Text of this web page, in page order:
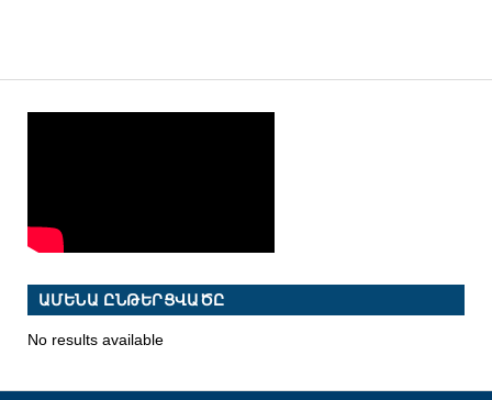
ԱՄԵՆԱ ԸՆԹԵՐՑՎԱԾԸ
No results available